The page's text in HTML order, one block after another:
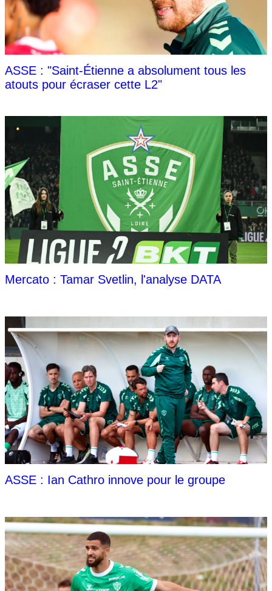
ASSE : "Saint-Étienne a absolument tous les
atouts pour écraser cette L2"
Mercato : Tamar Svetlin, l'analyse DATA
ASSE : Ian Cathro innove pour le groupe